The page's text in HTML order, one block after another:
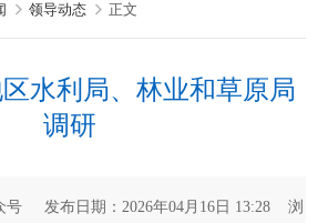
领导动态 正文
水利局、林业和草原局
调研
号 发布日期：2026年04月16日 13:28 浏